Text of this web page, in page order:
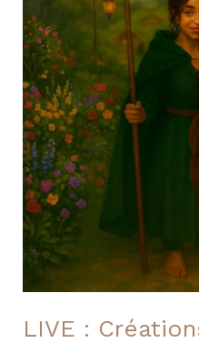
LIVE :
Artisanales
&
Coulisses
“Sous
la
Colline”